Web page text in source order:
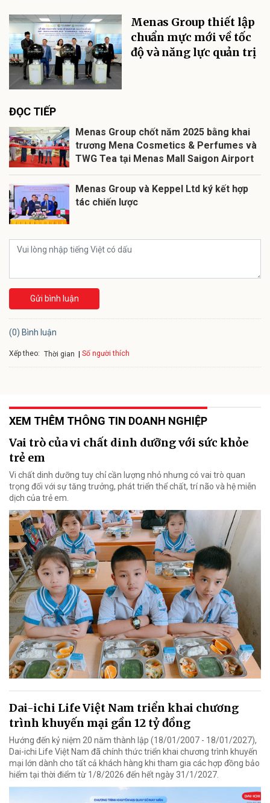
Menas Group thiết lập
chuẩn mực mới về tốc
độ và năng lực quản trị
ĐỌC TIẾP
Menas Group chốt năm 2025 bằng khai
trương Mena Cosmetics & Perfumes và
TWG Tea tại Menas Mall Saigon Airport
Menas Group và Keppel Ltd ký kết hợp
tác chiến lược
Gửi bình luận
(0) Bình luận
Xếp theo: Thời gian Số người thích
XEM THÊM THÔNG TIN DOANH NGHIỆP
Vai trò của vi chất dinh dưỡng với sức khỏe
trẻ em
Vi chất dinh dưỡng tuy chỉ cần lượng nhỏ nhưng có vai trò quan
trọng đối với sự tăng trưởng, phát triển thể chất, trí não và hệ miễn
dịch của trẻ em.
Dai-ichi Life Việt Nam triển khai chương
trình khuyến mại gần 12 tỷ đồng
Hướng đến kỷ niệm 20 năm thành lập (18/01/2007 - 18/01/2027),
Dai-ichi Life Việt Nam đã chính thức triển khai chương trình khuyến
mại lớn dành cho tất cả khách hàng khi tham gia các hợp đồng bảo
hiểm tại thời điểm từ 1/8/2026 đến hết ngày 31/1/2027.